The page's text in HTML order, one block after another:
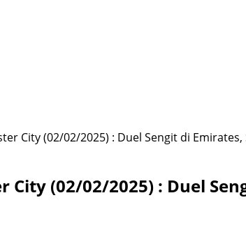
City (02/02/2025) : Duel Sengit di Emirates,
City (02/02/2025) : Duel